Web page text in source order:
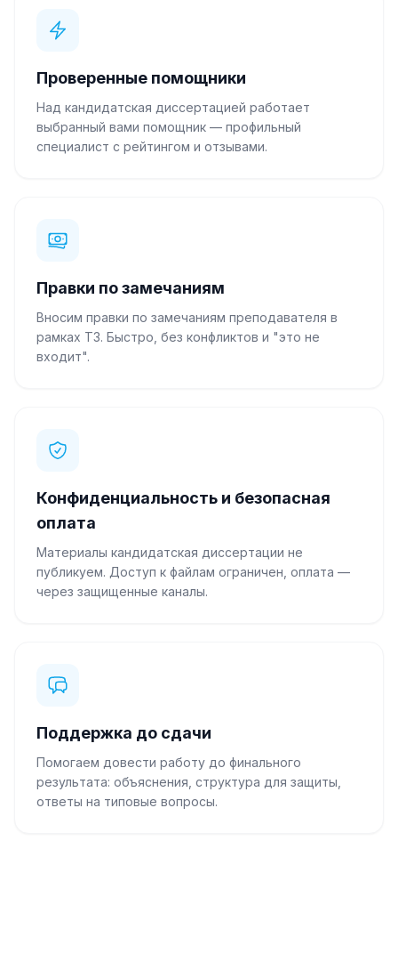
Проверенные помощники
Над кандидатская диссертацией работает
выбранный вами помощник — профильный
специалист с рейтингом и отзывами.
Правки по замечаниям
Вносим правки по замечаниям преподавателя в
рамках ТЗ. Быстро, без конфликтов и "это не
входит".
Конфиденциальность и безопасная
оплата
Материалы кандидатская диссертации не
публикуем. Доступ к файлам ограничен, оплата —
через защищенные каналы.
Поддержка до сдачи
Помогаем довести работу до финального
результата: объяснения, структура для защиты,
ответы на типовые вопросы.